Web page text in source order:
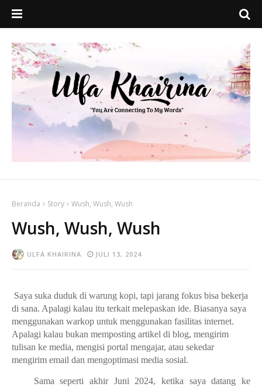
Beranda Story Wush, Wush, Wush
Wush, Wush, Wush
ULFA KHAIRINA JULI 13, 2024
Saya suka duduk di warung kopi, tapi jarang fokus bisa bekerja
di sana. Apalagi kalau itu terkait melepaskan ide. Biasanya saya
menggunakan warkop untuk menggunakan fasilitas internet.
Apalagi kalau bukan memposting artikel di blog, mengirim
tulisan ke media, mengisi portal mengajar, atau sekedar
mengirim email dan mengoptimasi media sosial.
Sama seperti akhir Juni 2024, ketika saya datang ke